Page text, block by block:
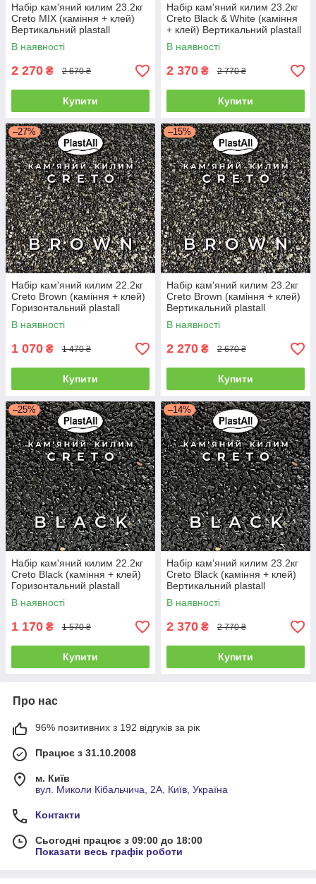
Набір кам'яний килим 23.2кг
Creto MIX (каміння + клей)
Вертикальний plastall
В наявності
2 270 ₴ 2 670 ₴
Купити
Набір кам'яний килим 23.2кг
Creto Black & White (каміння
+ клей) Вертикальний plastall
В наявності
2 370 ₴ 2 770 ₴
Купити
–27%
Набір кам'яний килим 22.2кг
Creto Brown (каміння + клей)
Горизонтальний plastall
В наявності
1 070 ₴ 1 470 ₴
Купити
–15%
Набір кам'яний килим 23.2кг
Creto Brown (каміння + клей)
Вертикальний plastall
В наявності
2 270 ₴ 2 670 ₴
Купити
–25%
Набір кам'яний килим 22.2кг
Creto Black (каміння + клей)
Горизонтальний plastall
В наявності
1 170 ₴ 1 570 ₴
Купити
–14%
Набір кам'яний килим 23.2кг
Creto Black (каміння + клей)
Вертикальний plastall
В наявності
2 370 ₴ 2 770 ₴
Купити
Про нас
96% позитивних з 192 відгуків за рік
Працює з 31.10.2008
м. Київ
вул. Миколи Кібальчича, 2А, Київ, Україна
Контакти
Сьогодні працює з 09:00 до 18:00
Показати весь графік роботи